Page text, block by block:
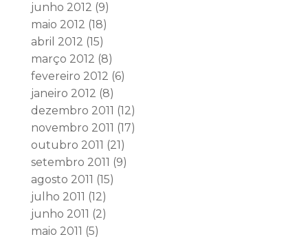
junho 2012 (9)
maio 2012 (18)
abril 2012 (15)
março 2012 (8)
fevereiro 2012 (6)
janeiro 2012 (8)
dezembro 2011 (12)
novembro 2011 (17)
outubro 2011 (21)
setembro 2011 (9)
agosto 2011 (15)
julho 2011 (12)
junho 2011 (2)
maio 2011 (5)